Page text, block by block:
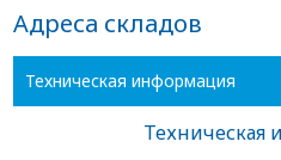
Адреса складов
Техническая информация
Техническая